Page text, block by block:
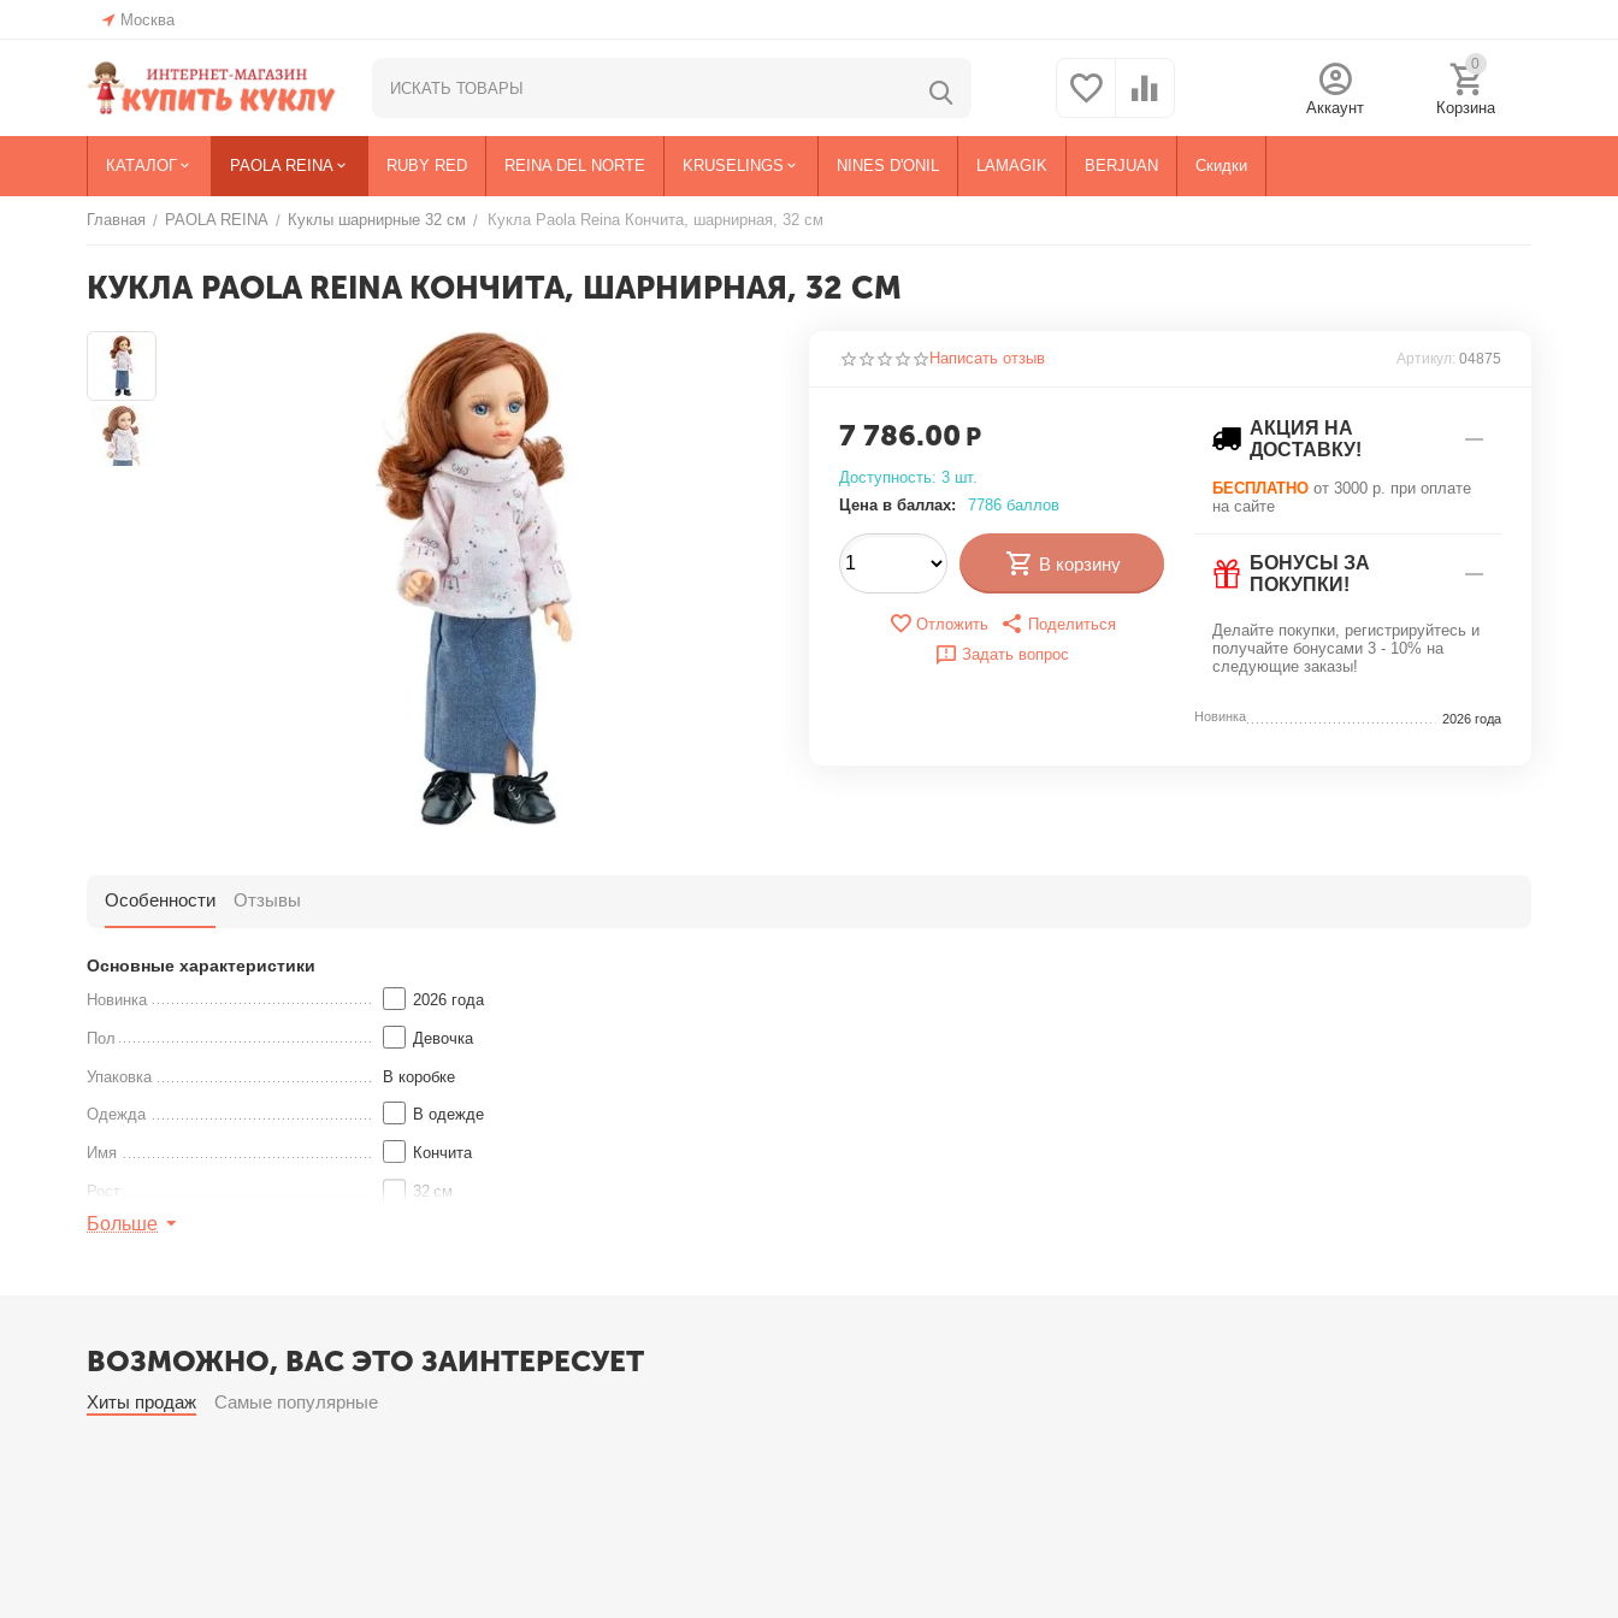
Москва
Аккаунт
0
Корзина
КАТАЛОГ PAOLA REINA RUBY RED REINA DEL NORTE KRUSELINGS NINES D'ONIL LAMAGIK BERJUAN Скидки
Главная / PAOLA REINA / Куклы шарнирные 32 см / Кукла Paola Reina Кончита, шарнирная, 32 см
КУКЛА PAOLA REINA КОНЧИТА, ШАРНИРНАЯ, 32 СМ
Написать отзыв Артикул: 04875
7 786.00 Р
Доступность: 3 шт.
Цена в баллах:
7786 баллов
В корзину
Отложить
Поделиться
Задать вопрос
АКЦИЯ НА
ДОСТАВКУ!
БЕСПЛАТНО от 3000 р. при оплате
на сайте
БОНУСЫ ЗА
ПОКУПКИ!
Делайте покупки, регистрируйтесь и
получайте бонусами 3 - 10% на
следующие заказы!
Новинка 2026 года
Особенности Отзывы
Основные характеристики
Новинка 2026 года
Пол Девочка
Упаковка В коробке
Одежда В одежде
Имя Кончита
Рост 32 см
Серия
Больше
ВОЗМОЖНО, ВАС ЭТО ЗАИНТЕРЕСУЕТ
Хиты продаж Самые популярные